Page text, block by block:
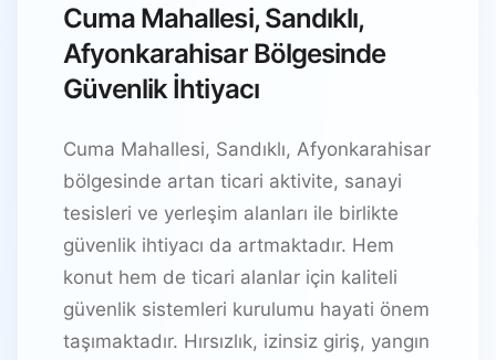
Cuma Mahallesi, Sandıklı,
Afyonkarahisar Bölgesinde
Güvenlik İhtiyacı
Cuma Mahallesi, Sandıklı, Afyonkarahisar
bölgesinde artan ticari aktivite, sanayi
tesisleri ve yerleşim alanları ile birlikte
güvenlik ihtiyacı da artmaktadır. Hem
konut hem de ticari alanlar için kaliteli
güvenlik sistemleri kurulumu hayati önem
taşımaktadır. Hırsızlık, izinsiz giriş, yangın